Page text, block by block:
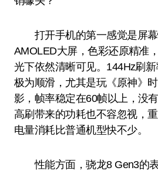
打开手机的第一感觉是屏幕
AMOLED大屏，色彩还原精准
光下依然清晰可见。144Hz刷
极为顺滑，尤其是玩《原神》
影，帧率稳定在60帧以上，没
高刷带来的功耗也不容忽视，
电量消耗比普通机型快不少。
性能方面，骁龙8 Gen3的